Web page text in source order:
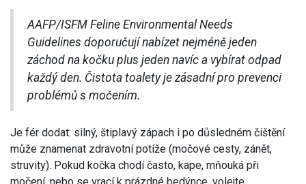
AAFP/ISFM Feline Environmental Needs
Guidelines doporučují nabízet nejméně jeden
záchod na kočku plus jeden navíc a vybírat odpad
každý den. Čistota toalety je zásadní pro prevenci
problémů s močením.
Je fér dodat: silný, štiplavý zápach i po důsledném čištění
může znamenat zdravotní potíže (močové cesty, zánět,
struvity). Pokud kočka chodí často, kape, mňouká při